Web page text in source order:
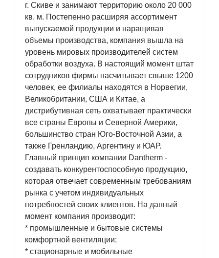
г. Скиве и занимают территорию около 20 000
кв. м. Постепенно расширяя ассортимент
выпускаемой продукции и наращивая
объемы производства, компания вышла на
уровень мировых производителей систем
обработки воздуха. В настоящий момент штат
сотрудников фирмы насчитывает свыше 1200
человек, ее филиалы находятся в Норвегии,
Великобритании, США и Китае, а
дистрибутивная сеть охватывает практически
все страны Европы и Северной Америки,
большинство стран Юго-Восточной Азии, а
также Гренландию, Аргентину и ЮАР.
Главный принцип компании Dantherm -
создавать конкурентоспособную продукцию,
которая отвечает современным требованиям
рынка с учетом индивидуальных
потребностей своих клиентов. На данный
момент компания производит:
* промышленные и бытовые системы
комфортной вентиляции;
* стационарные и мобильные